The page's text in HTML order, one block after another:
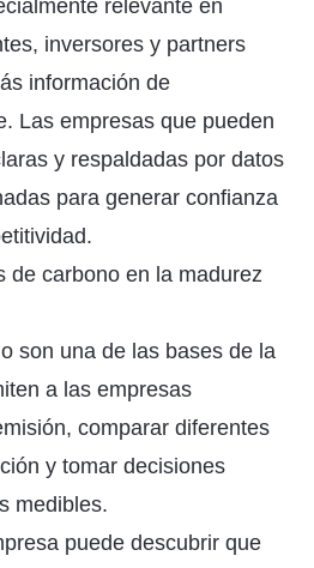
relevante en
inversores y partners
información de
Las empresas que pueden
y respaldadas por datos
para generar confianza
de carbono en la madurez
son una de las bases de la
a las empresas
comparar diferentes
y tomar decisiones
medibles.
puede descubrir que